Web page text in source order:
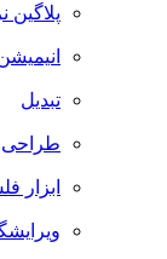
پلاگین
تبدیل
طراحی
ابزار